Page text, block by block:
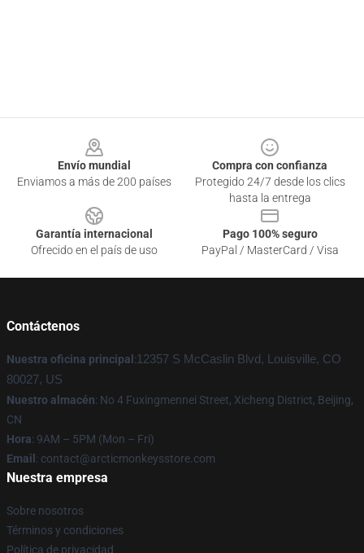
Envío mundial
Enviamos a más de 200 países
Compra con confianza
Protegido 24/7 desde los clics
hasta la entrega
Garantía internacional
Ofrecido en el país de uso
Pago 100% seguro
PayPal / MasterCard / Visa
Contáctenos
Nuestra oficina principal :12357 S McCaslin Blvd, Louisville, CO
80027, US
Nuestro almacén: No 4 Fuxingmennei Street, Xicheng District, Beijing,
CN
Hora: 9AM – 5PM (Mon – Fri)
Email : contact@arcticmonkeysstore.com
Nuestra empresa
Sobre nosotros
Términos y condiciones
Política de privacidad